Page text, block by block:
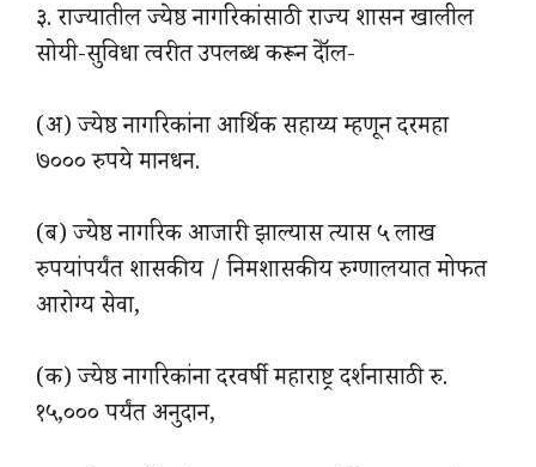
३. राज्यातील ज्येष्ठ नागरिकांसाठी राज्य शासन खालील
सोयी-सुविधा त्वरीत उपलब्ध करून देॉल-
(अ) ज्येष्ठ नागरिकांना आर्थिक सहाय्य म्हणून दरमहा
७००० रुपये मानधन.
(ब) ज्येष्ठ नागरिक आजारी झाल्यास त्यास ५ लाख
रुपयांपर्यंत शासकीय / निमशासकीय रुग्णालयात मोफत
आरोग्य सेवा,
(क) ज्येष्ठ नागरिकांना दरवर्षी महाराष्ट्र दर्शनासाठी रु.
१५,००० पर्यंत अनुदान,